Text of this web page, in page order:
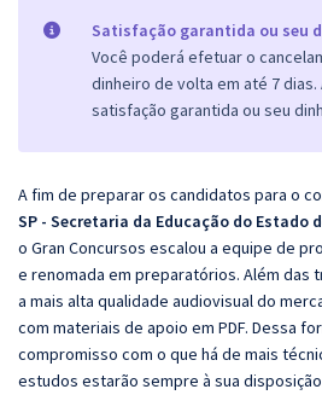
Satisfação garantida ou seu
Você poderá efetuar o
dinheiro de volta em até 7 dias.
satisfação garantida ou seu
A fim de preparar os candidatos para o
SP - Secretaria da Educação do Estado
o Gran Concursos escalou a equipe de
e renomada em preparatórios. Além das
a mais alta qualidade audiovisual do
com materiais de apoio em PDF. Dessa
compromisso com o que há de mais
estudos estarão sempre à sua